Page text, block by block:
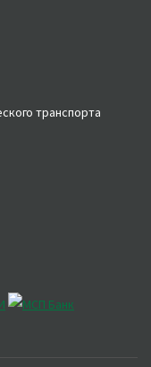
транспорта